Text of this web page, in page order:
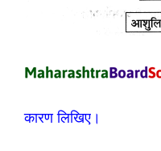
कारण लिखिए।